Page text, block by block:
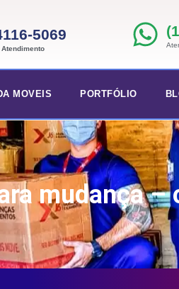
5069
MOVEIS PORTFÓLIO
mudança